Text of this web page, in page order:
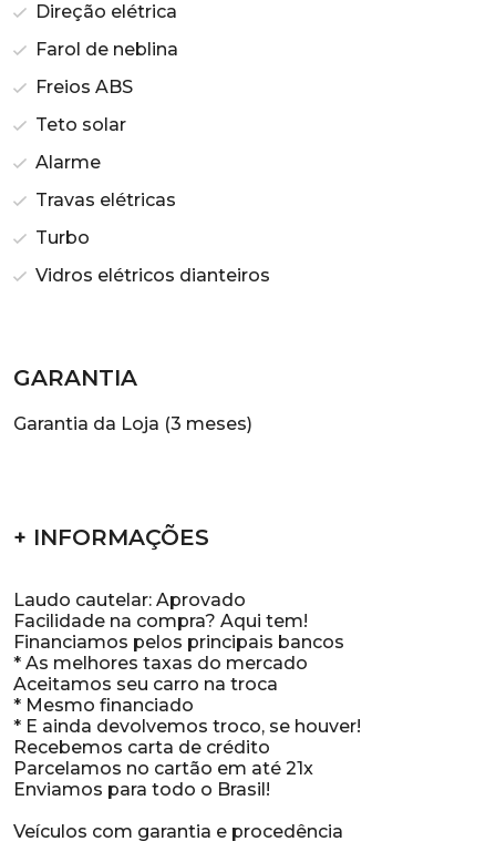
Direção elétrica
Farol de neblina
Freios ABS
Teto solar
Alarme
Travas elétricas
Turbo
Vidros elétricos dianteiros
GARANTIA
Garantia da Loja (3 meses)
+ INFORMAÇÕES
Laudo cautelar: Aprovado
Facilidade na compra? Aqui tem!
Financiamos pelos principais bancos
* As melhores taxas do mercado
Aceitamos seu carro na troca
* Mesmo financiado
* E ainda devolvemos troco, se houver!
Recebemos carta de crédito
Parcelamos no cartão em até 21x
Enviamos para todo o Brasil!
Veículos com garantia e procedência